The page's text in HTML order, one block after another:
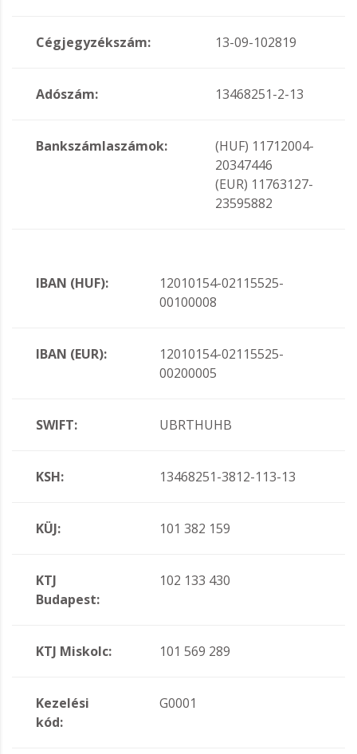
Cégjegyzékszám: 13-09-102819
Adószám: 13468251-2-13
Bankszámlaszámok:
(HUF) 11712004-
20347446
(EUR) 11763127-
23595882
IBAN (HUF):
12010154-02115525-
00100008
IBAN (EUR):
12010154-02115525-
00200005
SWIFT: UBRTHUHB
KSH: 13468251-3812-113-13
KÜJ: 101 382 159
KTJ
Budapest:
102 133 430
KTJ Miskolc: 101 569 289
Kezelési
kód:
G0001